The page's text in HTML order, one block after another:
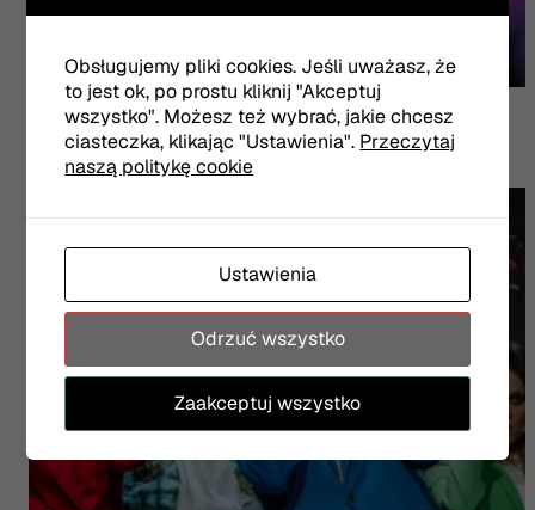
Mewa
PIOTR SORIN - brat Ireny
Obsługujemy pliki cookies. Jeśli uważasz, że
to jest ok, po prostu kliknij "Akceptuj
wszystko". Możesz też wybrać, jakie chcesz
ciasteczka, klikając "Ustawienia". Przeczytaj
naszą politykę cookie
Ustawienia
Odrzuć wszystko
Zaakceptuj wszystko